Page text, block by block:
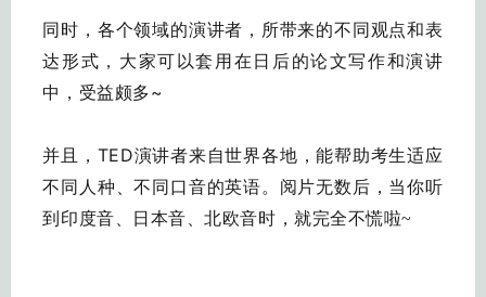
同时，各个领域的演讲者，所带来的不同观点和表
达形式，大家可以套用在日后的论文写作和演讲
中，受益颇多~
并且，TED演讲者来自世界各地，能帮助考生适应
不同人种、不同口音的英语。
阅片无数后，当你听
到印度音、日本音、北欧音时，就完全不慌啦~